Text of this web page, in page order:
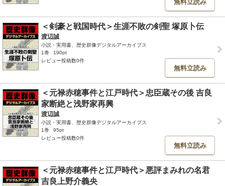
無料立読み
＜剣豪と戦国時代＞生涯不敗の剣聖 塚原卜伝
渡辺誠
小説・実用書、歴史群像デジタルアーカイブス
1巻
190pt
レビュー投稿数0件
無料立読み
＜元禄赤穂事件と江戸時代＞忠臣蔵その後 吉良
家断絶と浅野家再興
渡辺誠
小説・実用書、歴史群像デジタルアーカイブス
1巻
95pt
レビュー投稿数0件
無料立読み
＜元禄赤穂事件と江戸時代＞悪評まみれの名君
吉良上野介義央